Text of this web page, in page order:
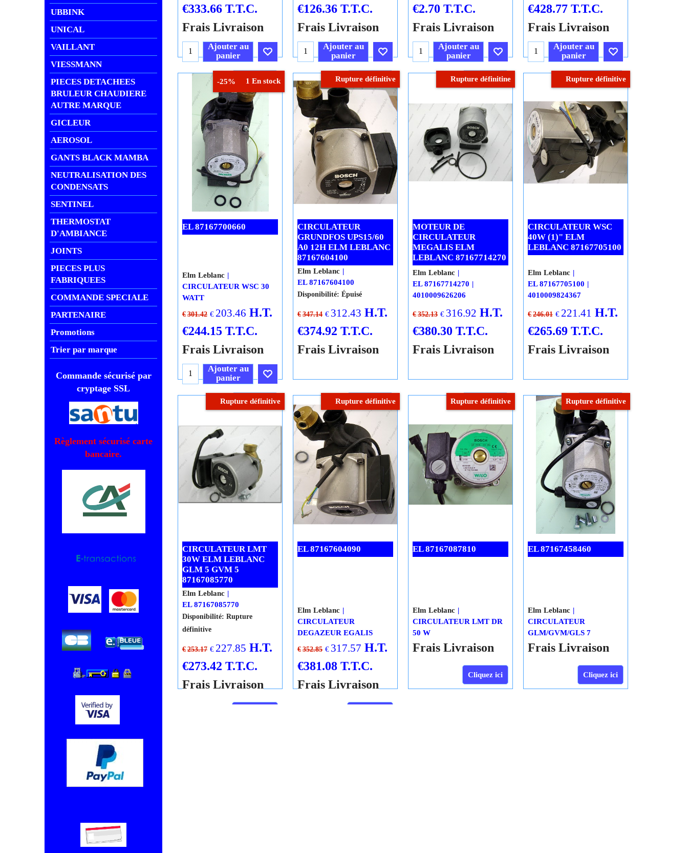
UBBINK
UNICAL
VAILLANT
VIESSMANN
PIECES DETACHEES
BRULEUR CHAUDIERE
AUTRE MARQUE
GICLEUR
AEROSOL
GANTS BLACK MAMBA
NEUTRALISATION DES
CONDENSATS
SENTINEL
THERMOSTAT
D'AMBIANCE
JOINTS
PIECES PLUS
FABRIQUEES
COMMANDE SPECIALE
PARTENAIRE
Promotions
Trier par marque
Commande sécurisé par
cryptage SSL
Règlement sécurisé carte
bancaire.
€333.66 T.T.C.
Frais Livraison
Ajouter au
panier
Cliquez ici
€126.36 T.T.C.
Frais Livraison
Ajouter au
panier
Cliquez ici
€2.70 T.T.C.
Frais Livraison
Ajouter au
panier
Cliquez ici
€428.77 T.T.C.
Frais Livraison
Ajouter au
panier
Cliquez ici
-25% 1 En stock
€ 301.42 203.46 H.T.
€244.15 T.T.C.
Frais Livraison
Elm Leblanc
WATT
Ajouter au
panier
Cliquez ici
Rupture définitive
CIRCULATEUR
GRUNDFOS UPS15/60
A0 12H ELM LEBLANC
87167604100
€ 347.14 312.43 H.T.
Elm Leblanc
EL 87167604100
Disponibilité : Épuisé
Cliquez ici
Rupture définitine
MOTEUR DE
CIRCULATEUR
MEGALIS ELM
LEBLANC 87167714270
€ 352.13 316.92 H.T.
Elm Leblanc
4010009626206
Cliquez ici
Rupture définitive
40W (1)" ELM
LEBLANC 87167705100
€ 246.01 221.41 H.T.
Elm Leblanc
4010009824367
Cliquez ici
Rupture définitive
CIRCULATEUR LMT
30W ELM LEBLANC
GLM 5 GVM 5
87167085770
Elm Leblanc
EL 87167085770
Disponibilité: Rupture
Rupture définitive
EL 87167604090
Elm Leblanc
DEGAZEUR EGALIS
Rupture définitive
EL 87167087810
Rupture définitive
EL 87167458460